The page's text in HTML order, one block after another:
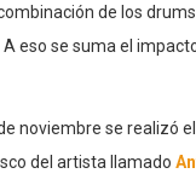
de los
eso se suma el
noviembre se realizó
del artista llamado